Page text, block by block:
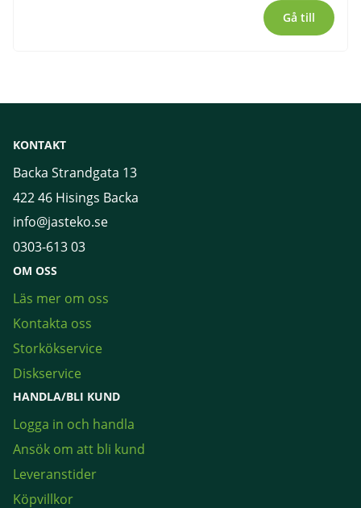
Gå till
KONTAKT
Backa Strandgata 13
422 46 Hisings Backa
info@jasteko.se
0303-613 03
OM OSS
Läs mer om oss
Kontakta oss
Storkökservice
Diskservice
HANDLA/BLI KUND
Logga in och handla
Ansök om att bli kund
Leveranstider
Köpvillkor